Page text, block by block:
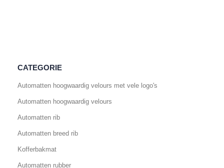
CATEGORIE
Automatten hoogwaardig velours met vele logo's
Automatten hoogwaardig velours
Automatten rib
Automatten breed rib
Kofferbakmat
Automatten rubber